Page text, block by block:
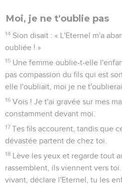
Moi, je ne t'oublie pas
14 Sion disait : « L'Eternel m'a
oubliée ! »
15 Une femme oublie-t-elle
pas compassion du fils qui est
elle l'oubliait, moi je ne t'oublierai
16 Vois ! Je t'ai gravée sur mes
constamment devant moi.
17 Tes fils accourent, tandis que
dévastée partent de chez toi.
18 Lève les yeux et regarde tout
rassemblent, ils viennent vers
vivant, déclare l'Eternel, tu les